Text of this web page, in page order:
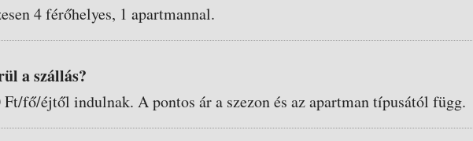
4 férőhelyes, 1 apartmannal.
a szállás?
fő/éjtől indulnak. A pontos ár a szezon és az apartman típusától függ.